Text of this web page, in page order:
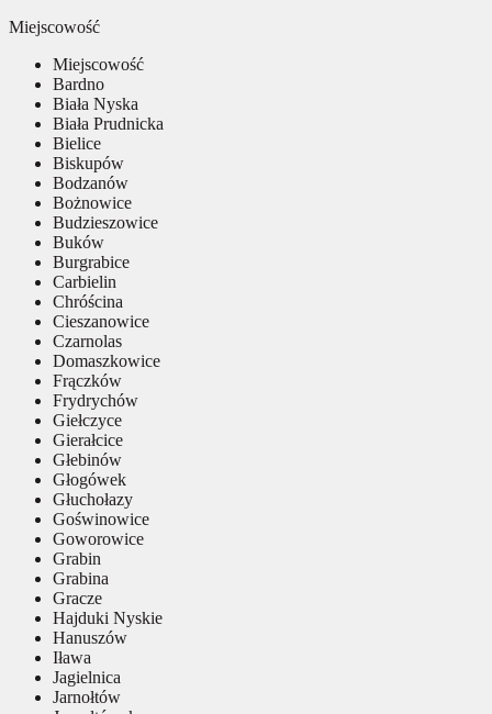
Miejscowość
Miejscowość
Bardno
Biała Nyska
Biała Prudnicka
Bielice
Biskupów
Bodzanów
Bożnowice
Budzieszowice
Buków
Burgrabice
Carbielin
Chróścina
Cieszanowice
Czarnolas
Domaszkowice
Frączków
Frydrychów
Giełczyce
Gierałcice
Głebinów
Głogówek
Głuchołazy
Goświnowice
Goworowice
Grabin
Grabina
Gracze
Hajduki Nyskie
Hanuszów
Iława
Jagielnica
Jarnołtów